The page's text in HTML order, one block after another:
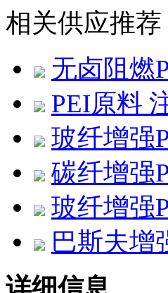
相关供应推荐
无卤阻燃
PEI原料
玻纤增强
碳纤增强
玻纤增强
巴斯夫增